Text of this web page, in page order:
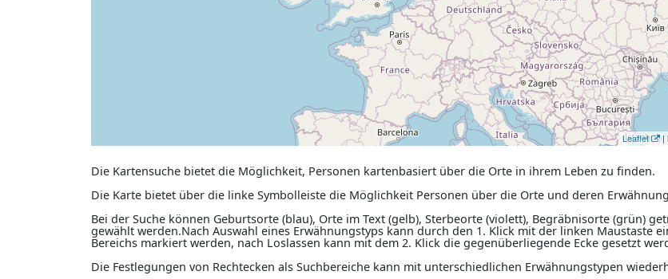
Leaflet |
Die Kartensuche bietet die Möglichkeit, Personen kartenbasiert über die Orte in ihrem Leben zu finden.
Die Karte bietet über die linke Symbolleiste die Möglichkeit Personen über die Orte und deren
Bei der Suche können Geburtsorte (blau), Orte im Text (gelb), Sterbeorte (violett), Begräbnisorte (grün)
gewählt werden.Nach Auswahl eines Erwähnungstyps kann durch den 1. Klick mit der linken Maustaste
Bereichs markiert werden, nach Loslassen kann mit dem 2. Klick die gegenüberliegende Ecke gesetzt
Die Festlegungen von Rechtecken als Suchbereiche kann mit unterschiedlichen Erwähnungstypen